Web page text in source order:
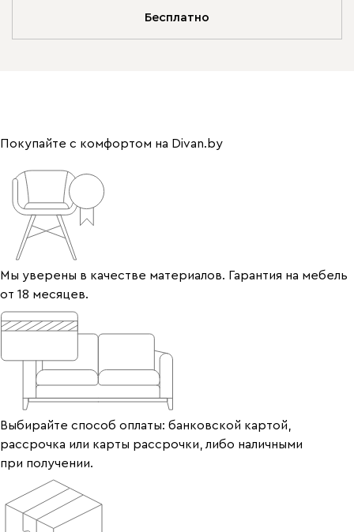
Бесплатно
Покупайте с комфортом на Divan.by
Мы уверены в качестве материалов. Гарантия на мебель
от 18 месяцев.
Выбирайте способ оплаты: банковской картой,
рассрочка или карты рассрочки, либо наличными
при получении.